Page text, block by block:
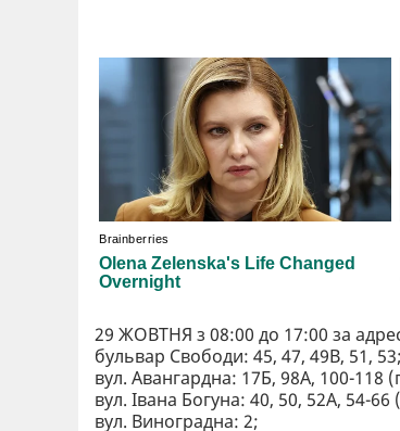
29 ЖОВТНЯ з 08:00 до 17:00 за
бульвар Свободи: 45, 47, 49В, 51, 53;
вул. Авангардна: 17Б, 98А, 100-118
вул. Івана Богуна: 40, 50, 52А, 54-
вул. Виноградна: 2;